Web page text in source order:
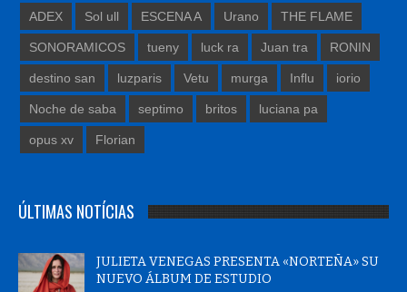
ADEX Sol ull ESCENA A Urano THE FLAME
SONORAMICOS tueny luck ra Juan tra RONIN
destino san luzparis Vetu murga Influ iorio
Noche de saba septimo britos luciana pa
opus xv Florian
ÚLTIMAS NOTÍCIAS
JULIETA VENEGAS PRESENTA «NORTEÑA» SU
NUEVO ÁLBUM DE ESTUDIO